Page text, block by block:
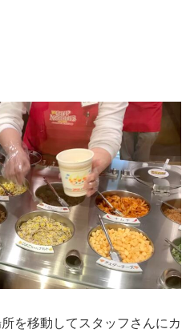
を移動してスタッフさんにカ